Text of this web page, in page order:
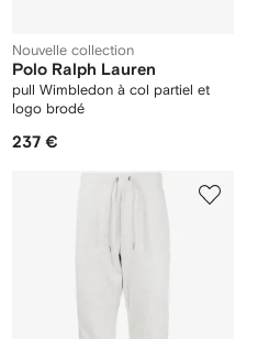
Nouvelle collection
Polo Ralph Lauren
pull Wimbledon à col partiel et
logo brodé
237 €